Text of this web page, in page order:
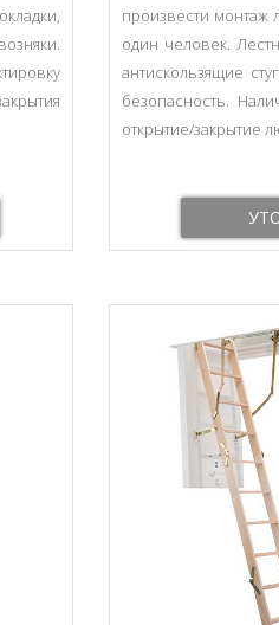
произвести монтаж
один человек.
антискользящие
безопасность.
открытие/закрытие